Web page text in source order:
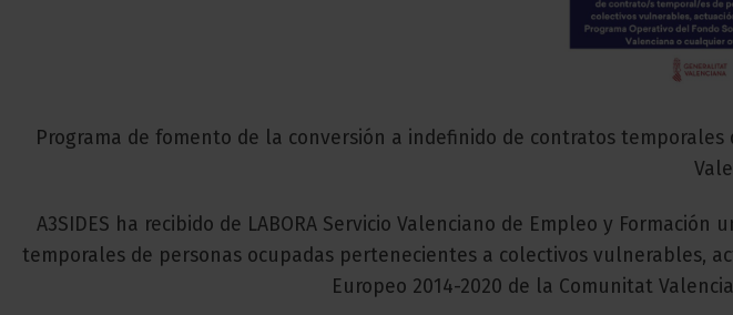
Programa de fomento de la conversión a indefinido de contratos
A3SIDES ha recibido de LABORA Servicio Valenciano de Empleo y
temporales de personas ocupadas pertenecientes a colectivos vulnerables,
Europeo 2014-2020 de la Comunitat